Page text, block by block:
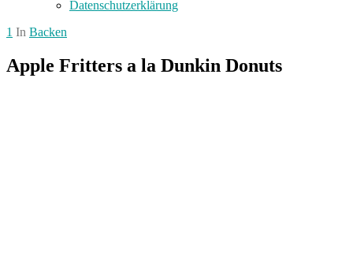
Datenschutzerklärung
1 In Backen
Apple Fritters a la Dunkin Donuts